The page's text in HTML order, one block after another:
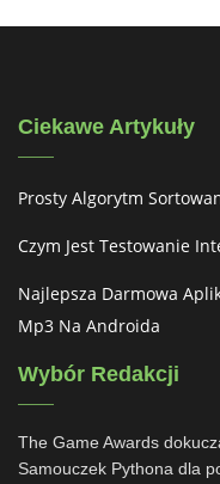
Ciekawe Artykuły
Prosty Algorytm
Czym Jest Testowanie
Najlepsza Darmowa
Mp3 Na Androida
Wybór Redakcji
The Game Awards
Samouczek Pythona dla